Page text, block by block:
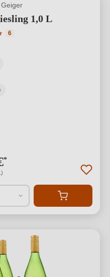
1,0 L
Bewertung von 5
6
*